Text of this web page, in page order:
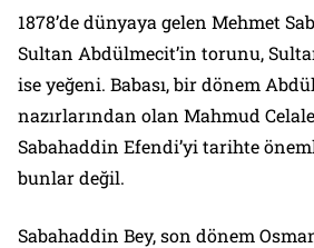
1878’de dünyaya gelen Mehmet
Sultan Abdülmecit’in torunu,
ise yeğeni. Babası, bir dönem
nazırlarından olan Mahmud
Sabahaddin Efendi’yi tarihte
bunlar değil.
Sabahaddin Bey, son dönem